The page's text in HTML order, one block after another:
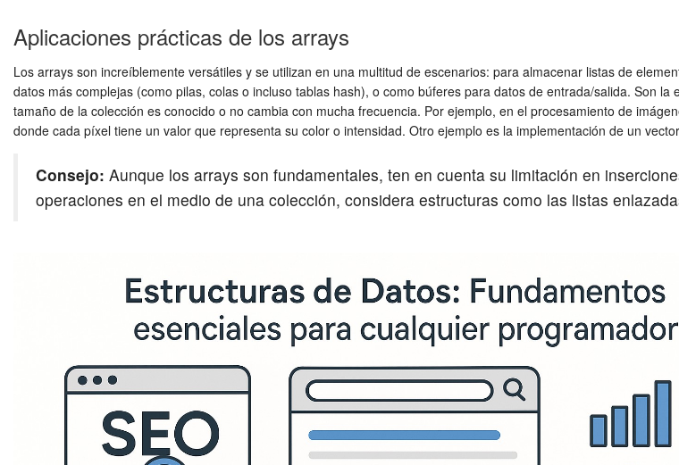
Aplicaciones prácticas de los arrays
Los arrays son increíblemente versátiles y se utilizan en una multitud de escenarios: para almacenar listas de
datos más complejas (como pilas, colas o incluso tablas hash), o como búferes para datos de entrada/salida. Son
tamaño de la colección es conocido o no cambia con mucha frecuencia. Por ejemplo, en el procesamiento de
donde cada píxel tiene un valor que representa su color o intensidad. Otro ejemplo es la implementación de un
Consejo: Aunque los arrays son fundamentales, ten en cuenta su limitación en
operaciones en el medio de una colección, considera estructuras como las listas